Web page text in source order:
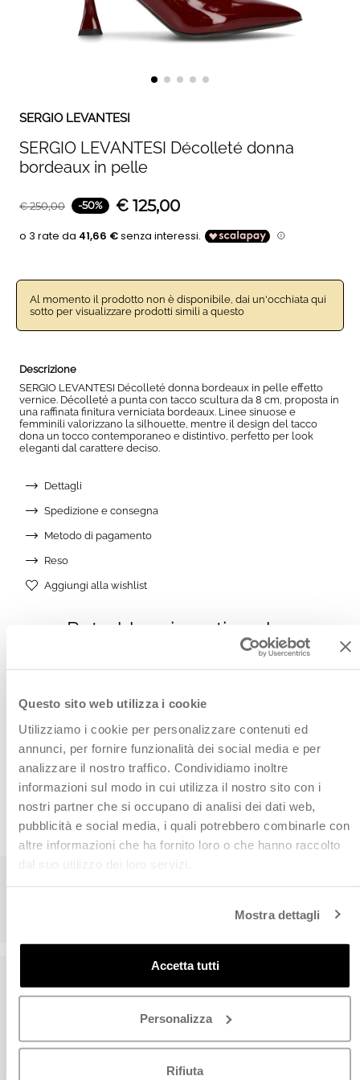
Questo sito web utilizza i cookie
Utilizziamo i cookie per personalizzare contenuti ed
annunci, per fornire funzionalità dei social media e per
analizzare il nostro traffico. Condividiamo inoltre
informazioni sul modo in cui utilizza il nostro sito con i
nostri partner che si occupano di analisi dei dati web,
pubblicità e social media, i quali potrebbero combinarle con
altre informazioni che ha fornito loro o che hanno raccolto
dal suo utilizzo dei loro servizi.
Mostra dettagli
Accetta tutti
Personalizza
Rifiuta
SERGIO LEVANTESI
SERGIO LEVANTESI Décolleté donna
bordeaux in pelle
€250,00 -50% € 125,00
Al momento il prodotto non è disponibile, dai un'occhiata qui
sotto per visualizzare prodotti simili a questo
Descrizione
SERGIO LEVANTESI Décolleté donna bordeaux in pelle effetto
vernice. Décolleté a punta con tacco scultura da 8 cm, proposta in
una raffinata finitura verniciata bordeaux. Linee sinuose e
femminili valorizzano la silhouette, mentre il design del tacco
dona un tocco contemporaneo e distintivo, perfetto per look
eleganti dal carattere deciso.
Dettagli
Spedizione e consegna
Metodo di pagamento
Reso
Aggiungi alla wishlist
Potrebbe piacerti anche:
Vedi anche:
CHI CI HA SCELTO
Leggi le recensioni dei nostri clienti
Siamo qui per te